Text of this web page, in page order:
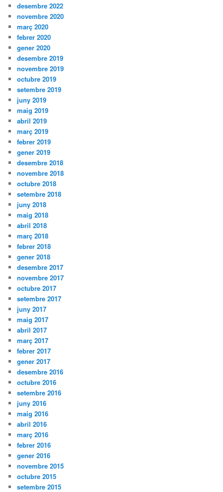
desembre 2022
novembre 2020
març 2020
febrer 2020
gener 2020
desembre 2019
novembre 2019
octubre 2019
setembre 2019
juny 2019
maig 2019
abril 2019
març 2019
febrer 2019
gener 2019
desembre 2018
novembre 2018
octubre 2018
setembre 2018
juny 2018
maig 2018
abril 2018
març 2018
febrer 2018
gener 2018
desembre 2017
novembre 2017
octubre 2017
setembre 2017
juny 2017
maig 2017
abril 2017
març 2017
febrer 2017
gener 2017
desembre 2016
octubre 2016
setembre 2016
juny 2016
maig 2016
abril 2016
març 2016
febrer 2016
gener 2016
novembre 2015
octubre 2015
setembre 2015